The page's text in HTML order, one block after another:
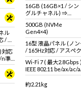
ル
/ ア
対応
n準
16GB (16GB×1 / シン
グルチャネル) ⇒
32GB (32GB×1 / シン
グルチャネル)＜ 2026
年7月27日 15時00分～
2026年8月17日 14時
分＞
500GB (NVMe
Gen4×4)
16型 液晶パネル (ノ
/ 165Hz対応 / アスペ
16:10)
Wi-Fi 7 ( 最大2.8Gbps
IEEE 802.11 be/ax/ac/
準拠 ＋ Bluetooth 5内
約2.21kg